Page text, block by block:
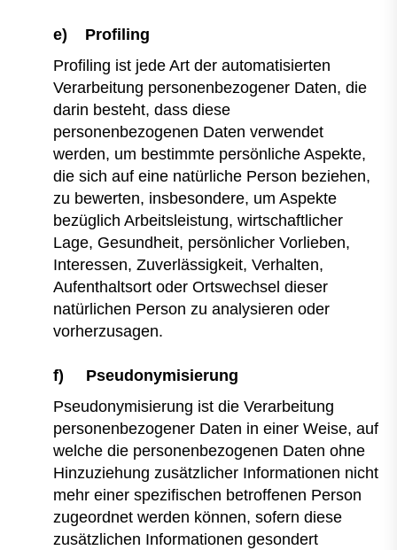
e) Profiling
Profiling ist jede Art der automatisierten
Verarbeitung personenbezogener Daten, die
darin besteht, dass diese
personenbezogenen Daten verwendet
werden, um bestimmte persönliche Aspekte,
die sich auf eine natürliche Person beziehen,
zu bewerten, insbesondere, um Aspekte
bezüglich Arbeitsleistung, wirtschaftlicher
Lage, Gesundheit, persönlicher Vorlieben,
Interessen, Zuverlässigkeit, Verhalten,
Aufenthaltsort oder Ortswechsel dieser
natürlichen Person zu analysieren oder
vorherzusagen.
f) Pseudonymisierung
Pseudonymisierung ist die Verarbeitung
personenbezogener Daten in einer Weise, auf
welche die personenbezogenen Daten ohne
Hinzuziehung zusätzlicher Informationen nicht
mehr einer spezifischen betroffenen Person
zugeordnet werden können, sofern diese
zusätzlichen Informationen gesondert